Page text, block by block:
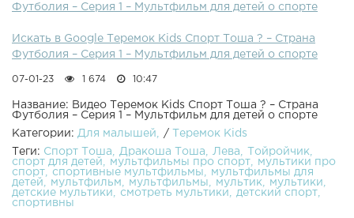
Футболия – Серия 1 – Мультфильм для детей о спорте
Искать в Google Теремок Kids Спорт Тоша ? – Страна
Футболия – Серия 1 – Мультфильм для детей о спорте
07-01-23 1 674 10:47
Название: Видео Теремок Kids Спорт Тоша ? – Страна
Футболия – Серия 1 – Мультфильм для детей о спорте
Категории: Для малышей /
Теремок Kids
Теги: Спорт Тоша Дракоша Тоша Лева
Тойройчик
спорт для детей
мультфильмы про спорт
мультики про
спорт
спортивные мультфильмы
мультфильмы для
детей
мультфильм мультфильмы мультик
мультики
детские мультики
смотреть мультики
детский спорт
спортивны